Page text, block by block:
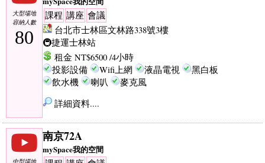
大型場地
容納人數
80
課程 講座 會議
台北市士林區文林路338號3樓
🚇捷運士林站
租金 NT$6500 /4小時
投影設備
Wifi上網 液晶電視
黑白板
飲水機
喇叭
麥克風
詳細資料....
南京72A
mySpace我的空間